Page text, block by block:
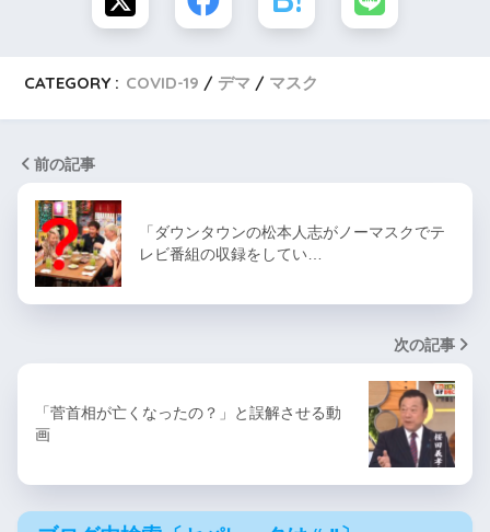
CATEGORY : COVID-19 デマ マスク
前の記事
「ダウンタウンの松本人志がノーマスクでテ
レビ番組の収録をしてい…
次の記事
「菅首相が亡くなったの？」と誤解させる動
画